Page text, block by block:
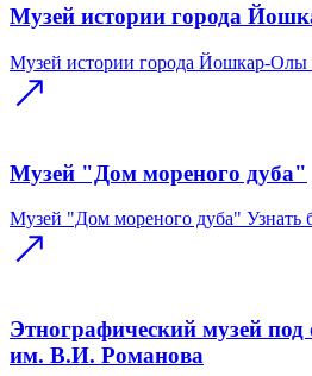
Музей истории города
Музей истории города Йошкар-Олы
Музей "Дом мореного дуба"
Музей "Дом мореного дуба" Узнать
Этнографический музей
им. В.И. Романова